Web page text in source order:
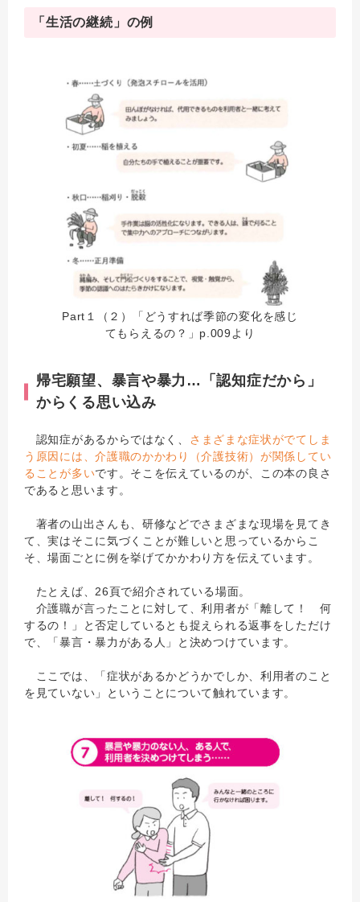
「生活の継続」の例
Part１（２）「どうすれば季節の変化を感じ
てもらえるの？」p.009より
帰宅願望、暴言や暴力…「認知症だから」
からくる思い込み
認知症があるからではなく、 さまざまな症状がでてしま
う原因には、介護職のかかわり（介護技術）が関係してい
ることが多いです。そこを伝えているのが、この本の良さ
であると思います。
著者の山出さんも、研修などでさまざまな現場を見てき
て、実はそこに気づくことが難しいと思っているからこ
そ、場面ごとに例を挙げてかかわり方を伝えています。
たとえば、26頁で紹介されている場面。
介護職が言ったことに対して、利用者が「離して！ 何
するの！」と否定しているとも捉えられる返事をしただけ
で、「暴言・暴力がある人」と決めつけています。
ここでは、「症状があるかどうかでしか、利用者のこと
を見ていない」ということについて触れています。